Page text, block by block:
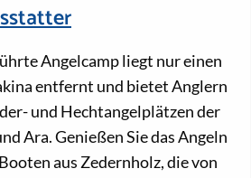
Angelcamp liegt nur einen
entfernt und bietet Anglern
und Hechtangelplätzen der
Ara. Genießen Sie das Angeln
aus Zedernholz, die von